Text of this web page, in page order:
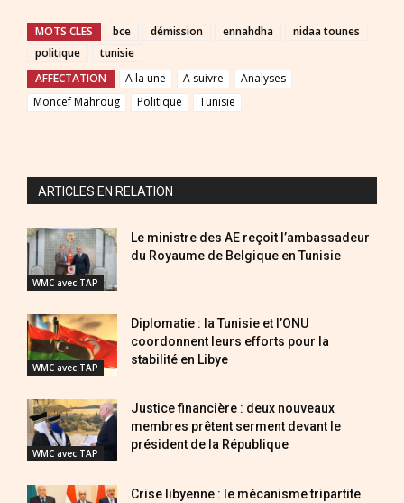
MOTS CLES bce démission ennahdha
nidaa tounes
politique
tunisie
AFFECTATION
A la une A suivre
Analyses
Moncef Mahroug
Politique Tunisie
ARTICLES EN RELATION
WMC avec TAP
Le ministre des AE reçoit l’ambassadeur
du Royaume de Belgique en Tunisie
WMC avec TAP
Diplomatie : la Tunisie et l’ONU
coordonnent leurs efforts pour la
stabilité en Libye
WMC avec TAP
Justice financière : deux nouveaux
membres prêtent serment devant le
président de la République
Crise libyenne : le mécanisme tripartite